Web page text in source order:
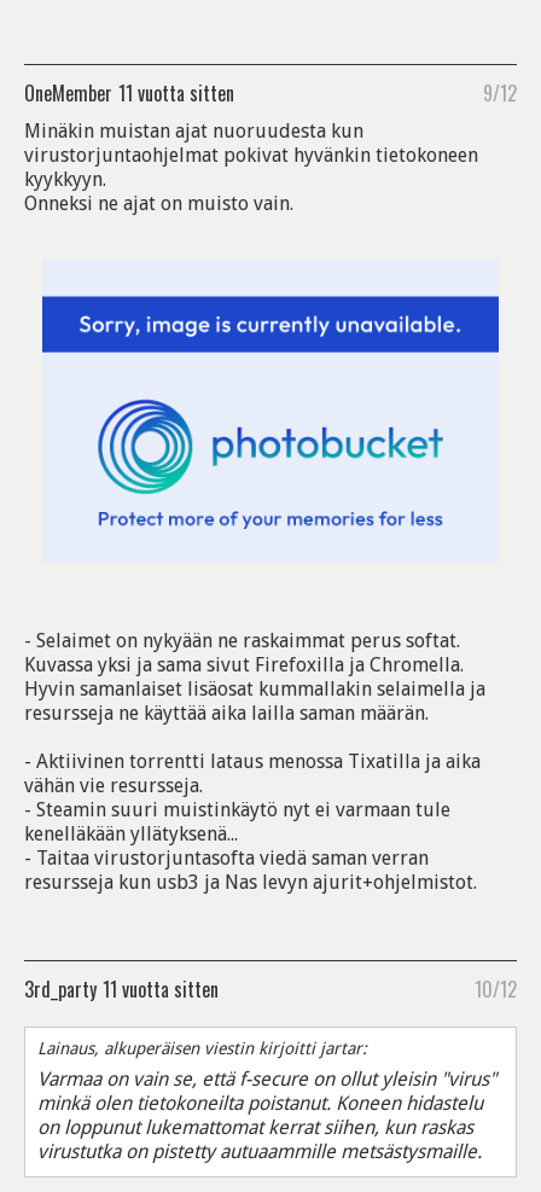
OneMember 11 vuotta sitten 9/12
Minäkin muistan ajat nuoruudesta kun
virustorjuntaohjelmat pokivat hyvänkin tietokoneen
kyykkyyn.
Onneksi ne ajat on muisto vain.
- Selaimet on nykyään ne raskaimmat perus softat.
Kuvassa yksi ja sama sivut Firefoxilla ja Chromella.
Hyvin samanlaiset lisäosat kummallakin selaimella ja
resursseja ne käyttää aika lailla saman määrän.
- Aktiivinen torrentti lataus menossa Tixatilla ja aika
vähän vie resursseja.
- Steamin suuri muistinkäytö nyt ei varmaan tule
kenelläkään yllätyksenä...
- Taitaa virustorjuntasofta viedä saman verran
resursseja kun usb3 ja Nas levyn ajurit+ohjelmistot.
3rd_party 11 vuotta sitten 10/12
Lainaus, alkuperäisen viestin kirjoitti jartar:
Varmaa on vain se, että f-secure on ollut yleisin "virus"
minkä olen tietokoneilta poistanut. Koneen hidastelu
on loppunut lukemattomat kerrat siihen, kun raskas
virustutka on pistetty autuaammille metsästysmaille.